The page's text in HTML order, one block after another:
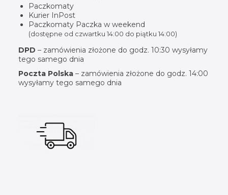
Paczkomaty
Kurier InPost
Paczkomaty Paczka w weekend
(dostępne od czwartku 14:00 do piątku 14:00)
DPD – zamówienia złożone do godz. 10:30 wysyłamy
tego samego dnia
Poczta Polska – zamówienia złożone do godz. 14:00
wysyłamy tego samego dnia